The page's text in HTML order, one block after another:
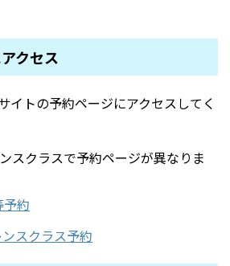
クセス
イトの予約ページにアクセスしてく
スクラスで予約ページが異なりま
約
スクラス予約